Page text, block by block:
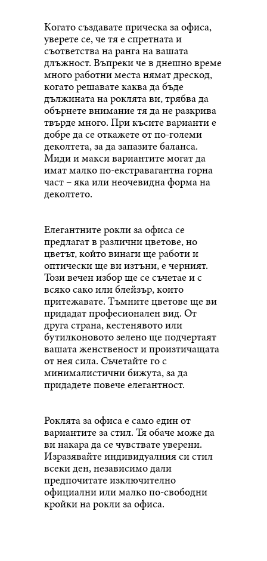
Когато създавате прическа за офиса,
уверете се, че тя е спретната и
съответства на ранга на вашата
длъжност. Въпреки че в днешно време
много работни места нямат дрескод,
когато решавате каква да бъде
дължината на роклята ви, трябва да
обърнете внимание тя да не разкрива
твърде много. При късите варианти е
добре да се откажете от по-големи
деколтета, за да запазите баланса.
Миди и макси вариантите могат да
имат малко по-екстравагантна горна
част – яка или неочевидна форма на
деколтето.
Елегантните рокли за офиса се
предлагат в различни цветове, но
цветът, който винаги ще работи и
оптически ще ви изтъни, е черният.
Този вечен избор ще се съчетае и с
всяко сако или блейзър, които
притежавате. Тъмните цветове ще ви
придадат професионален вид. От
друга страна, кестенявото или
бутилконовото зелено ще подчертаят
вашата женственост и произтичащата
от нея сила. Съчетайте го с
минималистични бижута, за да
придадете повече елегантност.
Роклята за офиса е само един от
вариантите за стил. Тя обаче може да
ви накара да се чувствате уверени.
Изразявайте индивидуалния си стил
всеки ден, независимо дали
предпочитате изключително
официални или малко по-свободни
кройки на рокли за офиса.